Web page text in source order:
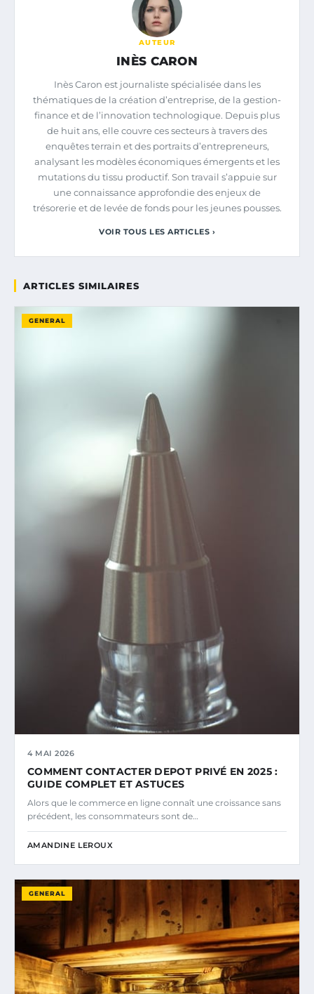
AUTEUR
INÈS CARON
Inès Caron est journaliste spécialisée dans les
thématiques de la création d’entreprise, de la gestion-
finance et de l’innovation technologique. Depuis plus
de huit ans, elle couvre ces secteurs à travers des
enquêtes terrain et des portraits d’entrepreneurs,
analysant les modèles économiques émergents et les
mutations du tissu productif. Son travail s’appuie sur
une connaissance approfondie des enjeux de
trésorerie et de levée de fonds pour les jeunes pousses.
VOIR TOUS LES ARTICLES ›
ARTICLES SIMILAIRES
GENERAL
4 MAI 2026
COMMENT CONTACTER DEPOT PRIVÉ EN 2025 :
GUIDE COMPLET ET ASTUCES
Alors que le commerce en ligne connaît une croissance sans
précédent, les consommateurs sont de…
AMANDINE LEROUX
GENERAL